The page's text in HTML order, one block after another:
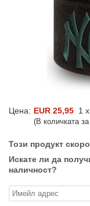
Цена: EUR 25,95 1
(В количката
Този продукт
Искате ли да
наличност?